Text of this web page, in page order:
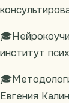
институт
Евгения